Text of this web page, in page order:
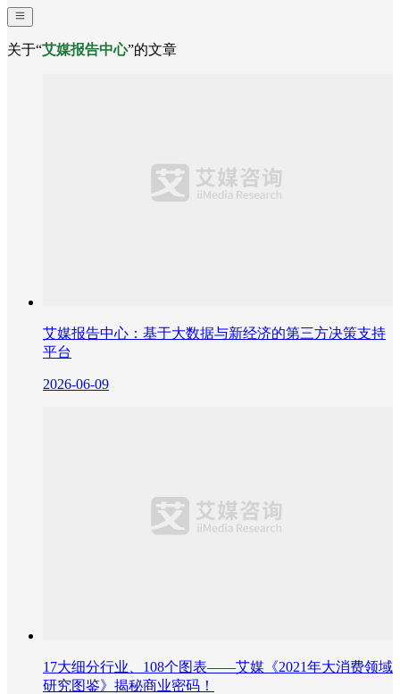
关于“艾媒报告中心”的文章
艾媒报告中心：基于大数据与新经济的第三方决策支持
平台
2026-06-09
17大细分行业、108个图表——艾媒《2021年大消费领域
研究图鉴》揭秘商业密码！